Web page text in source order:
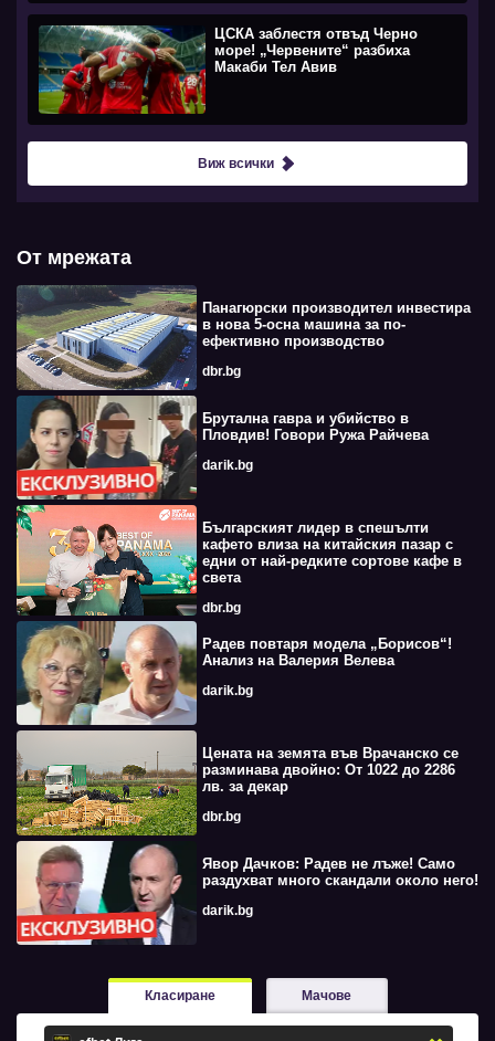
ЦСКА заблестя отвъд Черно
море! „Червените“ разбиха
Макаби Тел Авив
Виж всички
От мрежата
Панагюрски производител инвестира
в нова 5-осна машина за по-
ефективно производство
dbr.bg
Брутална гавра и убийство в
Пловдив! Говори Ружа Райчева
darik.bg
Българският лидер в спешълти
кафето влиза на китайския пазар с
едни от най-редките сортове кафе в
света
dbr.bg
Радев повтаря модела „Борисов“!
Анализ на Валерия Велева
darik.bg
Цената на земята във Врачанско се
разминава двойно: От 1022 до 2286
лв. за декар
dbr.bg
Явор Дачков: Радев не лъже! Само
раздухват много скандали около него!
darik.bg
Класиране Мачове